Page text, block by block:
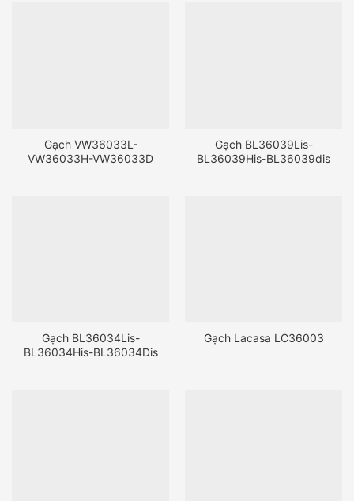
Gạch VW36033L-
VW36033H-VW36033D
Gạch BL36039Lis-
BL36039His-BL36039dis
Gạch BL36034Lis-
BL36034His-BL36034Dis
Gạch Lacasa LC36003